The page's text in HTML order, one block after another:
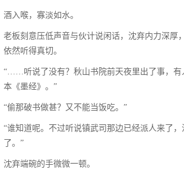
酒入喉，寡淡如水。
老板刻意压低声音与伙计说闲话，沈弃内力深厚
依然听得真切。
“……听说了没有？秋山书院前天夜里出了事，有
本《墨经》。”
“偷那破书做甚？又不能当饭吃。”
“谁知道呢。不过听说镇武司那边已经派人来了
了。”
沈弃端碗的手微微一顿。